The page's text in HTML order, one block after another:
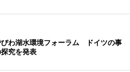
びわ湖水環境フォーラム ドイツの事
究を発表